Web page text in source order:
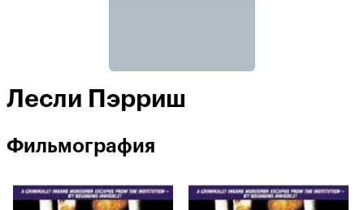
Лесли Пэрриш
Фильмография